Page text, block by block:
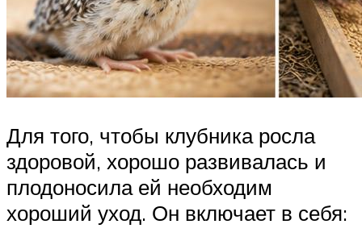
Для того, чтобы клубника росла
здоровой, хорошо развивалась и
плодоносила ей необходим
хороший уход. Он включает в себя: